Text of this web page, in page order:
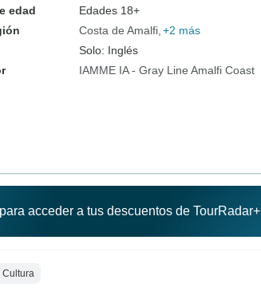
edad
Edades 18+
Costa de Amalfi +2 más
Solo: Inglés
IAMME IA - Gray Line Amalfi Coast
acceder a tus descuentos de TourRadar+
Cultura